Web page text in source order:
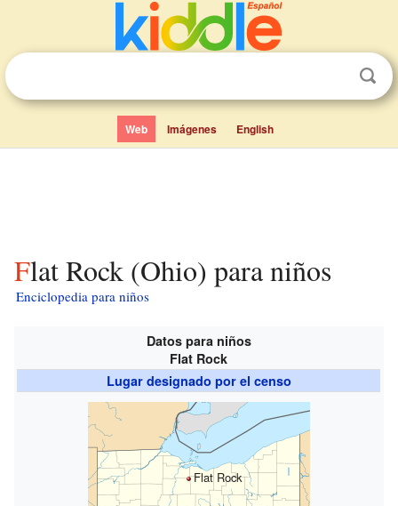
Web Imágenes English
Flat Rock (Ohio) para niños
Enciclopedia para niños
Datos para niños
Flat Rock
Lugar designado por el censo
Flat Rock